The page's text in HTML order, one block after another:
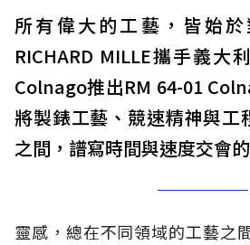
所有偉大的工藝，皆始於
RICHARD MILLE攜手義大
Colnago推出RM 64-01
將製錶工藝、競速精神與工
之間，譜寫時間與速度交會
靈感，總在不同領域的工藝之